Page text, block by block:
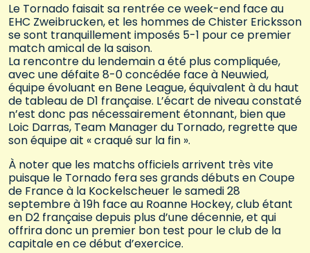
Le Tornado faisait sa rentrée ce week-end face au
EHC Zweibrucken, et les hommes de Chister Ericksson
se sont tranquillement imposés 5-1 pour ce premier
match amical de la saison.
La rencontre du lendemain a été plus compliquée,
avec une défaite 8-0 concédée face à Neuwied,
équipe évoluant en Bene League, équivalent à du haut
de tableau de D1 française. L’écart de niveau constaté
n’est donc pas nécessairement étonnant, bien que
Loic Darras, Team Manager du Tornado, regrette que
son équipe ait « craqué sur la fin ».
À noter que les matchs officiels arrivent très vite
puisque le Tornado fera ses grands débuts en Coupe
de France à la Kockelscheuer le samedi 28
septembre à 19h face au Roanne Hockey, club étant
en D2 française depuis plus d’une décennie, et qui
offrira donc un premier bon test pour le club de la
capitale en ce début d’exercice.